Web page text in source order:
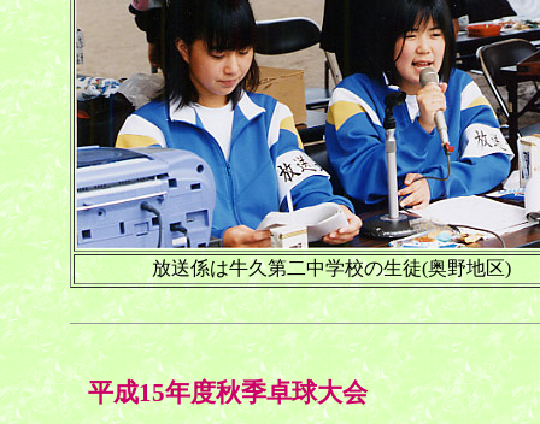
放送係は牛久第二中学校の生徒(奥野地区)
平成15年度秋季卓球大会